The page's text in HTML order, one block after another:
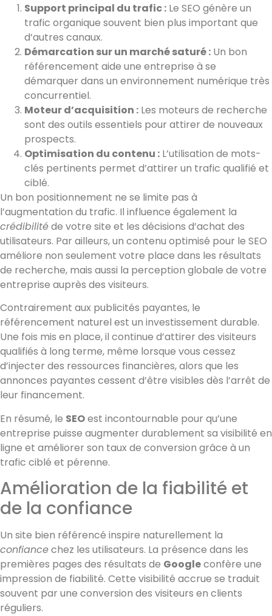
Support principal du trafic : Le SEO génère un
trafic organique souvent bien plus important que
d’autres canaux.
Démarcation sur un marché saturé : Un bon
référencement aide une entreprise à se
démarquer dans un environnement numérique très
concurrentiel.
Moteur d’acquisition : Les moteurs de recherche
sont des outils essentiels pour attirer de nouveaux
prospects.
Optimisation du contenu : L’utilisation de mots-
clés pertinents permet d’attirer un trafic qualifié et
ciblé.
Un bon positionnement ne se limite pas à
l’augmentation du trafic. Il influence également la
crédibilitéde votre site et les décisions d’achat des
utilisateurs. Par ailleurs, un contenu optimisé pour le SEO
améliore non seulement votre place dans les résultats
de recherche, mais aussi la perception globale de votre
entreprise auprès des visiteurs.
Contrairement aux publicités payantes, le
référencement naturel est un investissement durable.
Une fois mis en place, il continue d’attirer des visiteurs
qualifiés à long terme, même lorsque vous cessez
d’injecter des ressources financières, alors que les
annonces payantes cessent d’être visibles dès l’arrêt de
leur financement.
En résumé, le SEOest incontournable pour qu’une
entreprise puisse augmenter durablement sa visibilité en
ligne et améliorer son taux de conversion grâce à un
trafic ciblé et pérenne.
Amélioration de la fiabilité et
de la confiance
Un site bien référencé inspire naturellement la
confiancechez les utilisateurs. La présence dans les
premières pages des résultats de Googleconfère une
impression de fiabilité. Cette visibilité accrue se traduit
souvent par une conversion des visiteurs en clients
réguliers.